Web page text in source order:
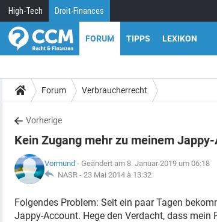
High-Tech Droit-Finances
FORUM TIPPS LEXIKON
Forum Verbraucherrecht
Vorherige
Kein Zugang mehr zu meinem
Vormund - Geändert am 8. Januar 2019 um 06:18
NASR - 23 Mai 2014 à 13:32
Folgendes Problem: Seit ein paar Tagen
Jappy-Account. Hege den Verdacht, dass